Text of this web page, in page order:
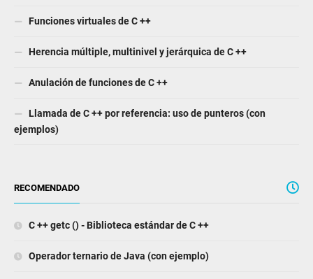
Funciones virtuales de C ++
Herencia múltiple, multinivel y jerárquica de C ++
Anulación de funciones de C ++
Llamada de C ++ por referencia: uso de punteros (con
ejemplos)
RECOMENDADO
C ++ getc () - Biblioteca estándar de C ++
Operador ternario de Java (con ejemplo)